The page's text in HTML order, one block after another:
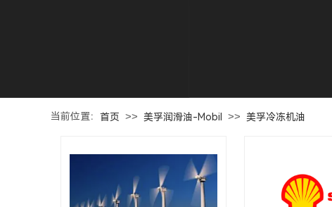
首页 >> 美孚润滑油-Mobil >> 美孚冷冻机油
当前位置：